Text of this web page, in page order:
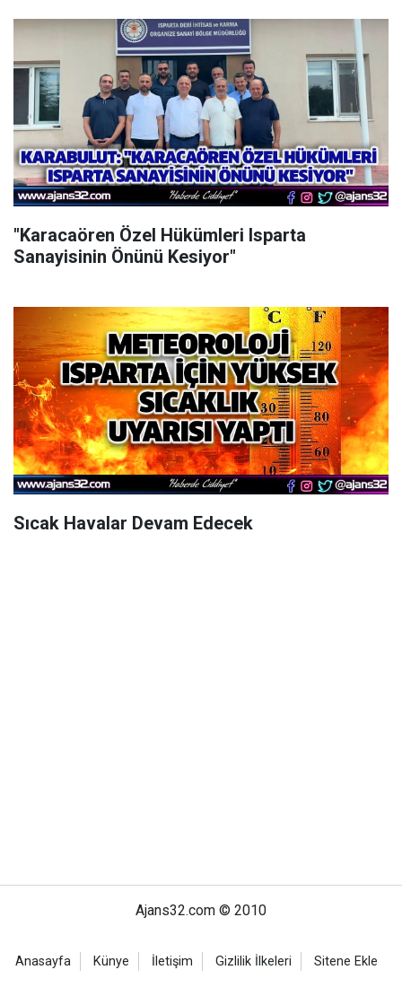
"Karacaören Özel Hükümleri Isparta
Sanayisinin Önünü Kesiyor"
Sıcak Havalar Devam Edecek
Ajans32.com © 2010
Anasayfa Künye İletişim Gizlilik İlkeleri Sitene Ekle